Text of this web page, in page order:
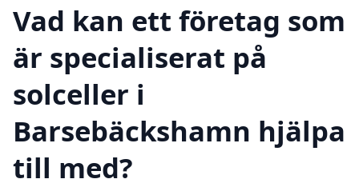
Vad kan ett företag som
är specialiserat på
solceller i
Barsebäckshamn hjälpa
till med?